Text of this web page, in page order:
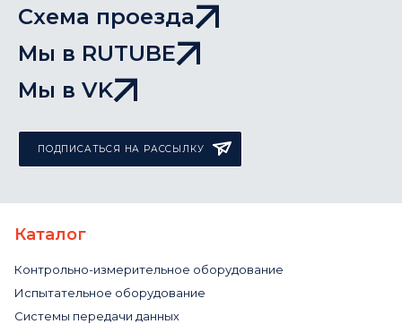
Схема проезда
Мы в RUTUBE
Мы в VK
ПОДПИСАТЬСЯ НА РАССЫЛКУ
Каталог
Контрольно-измерительное оборудование
Испытательное оборудование
Системы передачи данных